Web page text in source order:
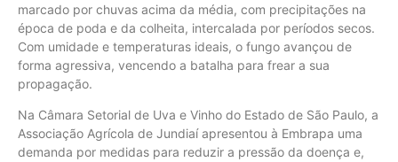
marcado por chuvas acima da média, com precipitações na
época de poda e da colheita, intercalada por períodos secos.
Com umidade e temperaturas ideais, o fungo avançou de
forma agressiva, vencendo a batalha para frear a sua
propagação.
Na Câmara Setorial de Uva e Vinho do Estado de São Paulo, a
Associação Agrícola de Jundiaí apresentou à Embrapa uma
demanda por medidas para reduzir a pressão da doença e,